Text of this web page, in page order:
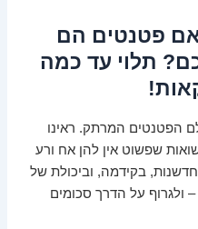
פטנטים הם
תלוי עד כמה
הפטנטים המרתק. ראינו
שפשוט אין להן אח ורע
בקידמה, וביכולת של
ולגרוף על הדרך סכומים